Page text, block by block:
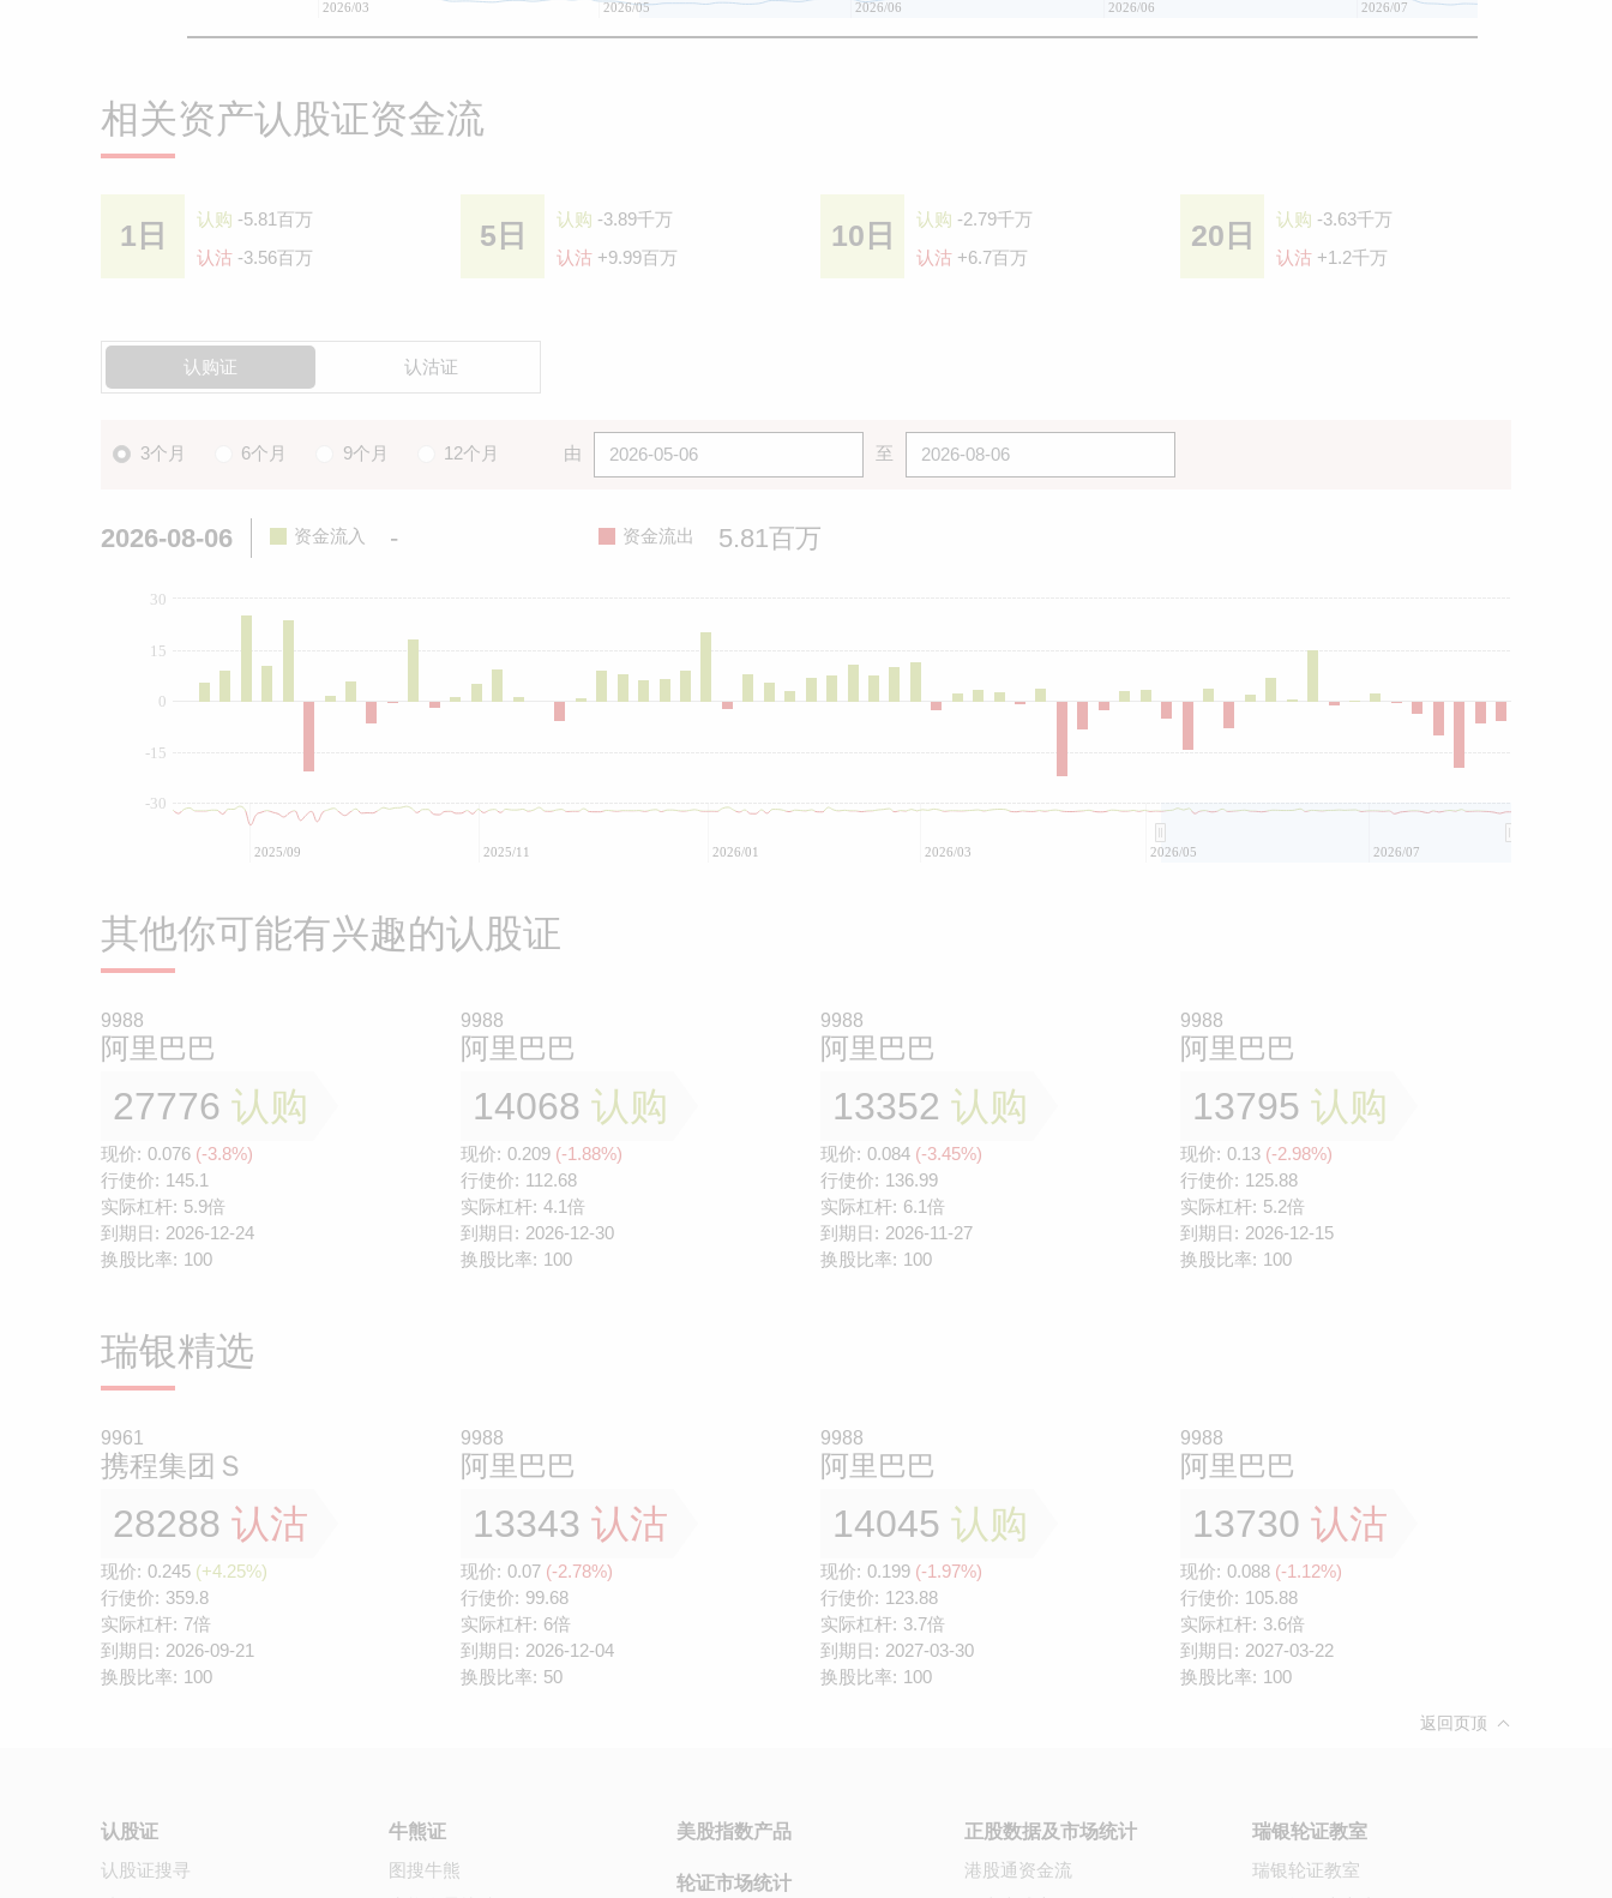
2026/03 2026/05 2026/06 2026/06 2026/07
相关资产认股证资金流
1日 认购 -5.81百万
认沽 -3.56百万
5日 认购 -3.89千万
认沽 +9.99百万
10日 认购 -2.79千万
认沽 +6.7百万
20日 认购 -3.63千万
认沽 +1.2千万
认购证 认沽证
3个月 6个月 9个月 12个月 由 至
2026-08-06 资金流入 - 资金流出 5.81百万
0
-30
-15
15
30
2025/09 2025/11 2026/01 2026/03 2026/05 2026/07
其他你可能有兴趣的认股证
9988
阿里巴巴
27776 认购
现价: 0.076 (-3.8%)
行使价: 145.1
实际杠杆: 5.9倍
到期日: 2026-12-24
换股比率: 100
9988
阿里巴巴
14068 认购
现价: 0.209 (-1.88%)
行使价: 112.68
实际杠杆: 4.1倍
到期日: 2026-12-30
换股比率: 100
9988
阿里巴巴
13352 认购
现价: 0.084 (-3.45%)
行使价: 136.99
实际杠杆: 6.1倍
到期日: 2026-11-27
换股比率: 100
9988
阿里巴巴
13795 认购
现价: 0.13 (-2.98%)
行使价: 125.88
实际杠杆: 5.2倍
到期日: 2026-12-15
换股比率: 100
瑞银精选
9961
携程集团Ｓ
28288 认沽
现价: 0.245 (+4.25%)
行使价: 359.8
实际杠杆: 7倍
到期日: 2026-09-21
换股比率: 100
9988
阿里巴巴
13343 认沽
现价: 0.07 (-2.78%)
行使价: 99.68
实际杠杆: 6倍
到期日: 2026-12-04
换股比率: 50
9988
阿里巴巴
14045 认购
现价: 0.199 (-1.97%)
行使价: 123.88
实际杠杆: 3.7倍
到期日: 2027-03-30
换股比率: 100
9988
阿里巴巴
13730 认沽
现价: 0.088 (-1.12%)
行使价: 105.88
实际杠杆: 3.6倍
到期日: 2027-03-22
换股比率: 100
返回页顶
认股证
认股证搜寻
牛熊证
图搜牛熊
美股指数产品
轮证市场统计
正股数据及市场统计
港股通资金流
瑞银轮证教室
瑞银轮证教室